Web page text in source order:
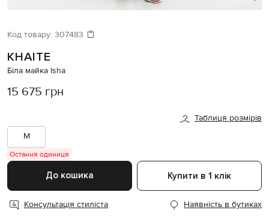
Давайте підберемо щось ще
Схожі товари
Код товару: 307483
KHAITE
Біла майка Isha
15 675 грн
Таблиця розмірів
M
Остання одиниця
До кошика Купити в 1 клік
Консультація стиліста Наявність в бутиках